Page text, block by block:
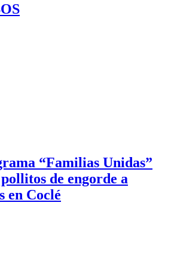
“Familias Unidas”
de engorde a
en Coclé